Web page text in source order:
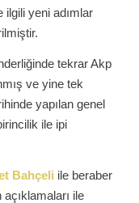
ilgili yeni adımlar
tekrar Akp
ve yine tek
yapılan genel
ile ipi
Bahçeli ile beraber
ile